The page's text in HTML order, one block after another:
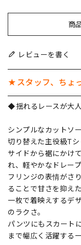
商
レビューを書く
★スタッフ、ちょ
◆揺れるレースが大
シンプルなカットソ
切り替えた主役級Tシ
サイドから裾にかけ
れ、軽やかなドレー
フリンジの表情がさ
ることで甘さを抑え
一枚で着映えするデ
のラクさ。
パンツにもスカート
まで幅広く活躍する